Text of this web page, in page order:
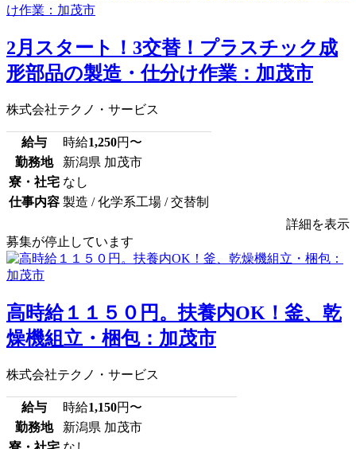
2月スタート！3交替！プラスチック成
形部品の製造・仕分け作業：加茂市
株式会社テクノ・サービス
給与 時給1,250円〜
勤務地
新潟県 加茂市
寮・社宅 なし
仕事内容 製造 / 化学系工場 / 交替制
詳細を表示
募集が停止しています
高時給１１５０円。扶養内OK！釜、乾
燥機組立・梱包：加茂市
株式会社テクノ・サービス
給与 時給1,150円〜
勤務地
新潟県 加茂市